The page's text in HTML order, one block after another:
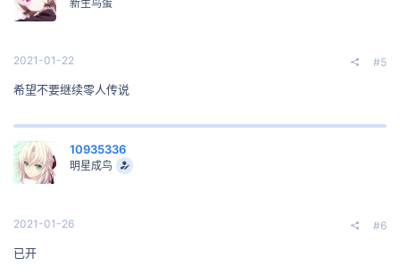
新生鸟蛋
2021-01-22 #5
希望不要继续零人传说
10935336
明星成鸟
2021-01-26 #6
已开